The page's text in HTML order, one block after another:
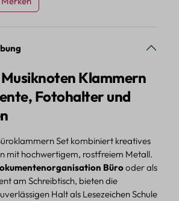
Klammern
Fotohalter und
Set kombiniert kreatives
mit hochwertigem, rostfreiem Metall.
Bürooder als
am Schreibtisch, bieten die
Halt als Lesezeichen Schule